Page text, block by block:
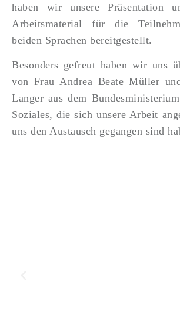
haben wir unsere Präsentation
Arbeitsmaterial für die
beiden Sprachen bereitgestellt.
Besonders gefreut haben wir uns
von Frau Andrea Beate Müller
Langer aus dem
Soziales, die sich unsere Arbeit
uns den Austausch gegangen sind